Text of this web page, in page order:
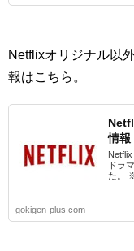
Netflixオリジナル以
報はこちら。
情報
ドラ
た。
gokigen-plus.com